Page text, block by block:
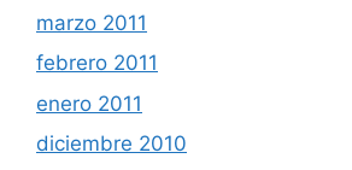
marzo 2011
febrero 2011
enero 2011
diciembre 2010